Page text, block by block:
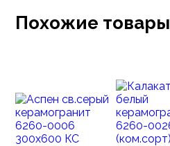
Похожие товары